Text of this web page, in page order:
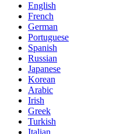
English
French
German
Portuguese
Spanish
Russian
Japanese
Korean
Arabic
Irish
Greek
Turkish